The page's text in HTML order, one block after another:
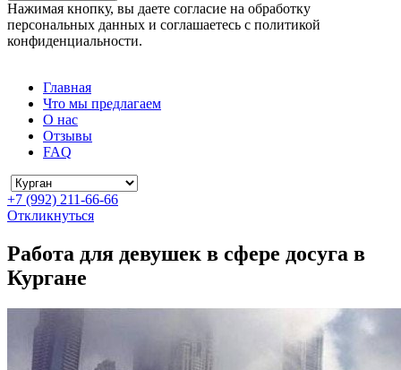
Нажимая кнопку, вы даете согласие на обработку
персональных данных и соглашаетесь с политикой
конфиденциальности.
Главная
Что мы предлагаем
О нас
Отзывы
FAQ
+7 (992) 211-66-66
Откликнуться
Работа для девушек в сфере досуга в
Кургане